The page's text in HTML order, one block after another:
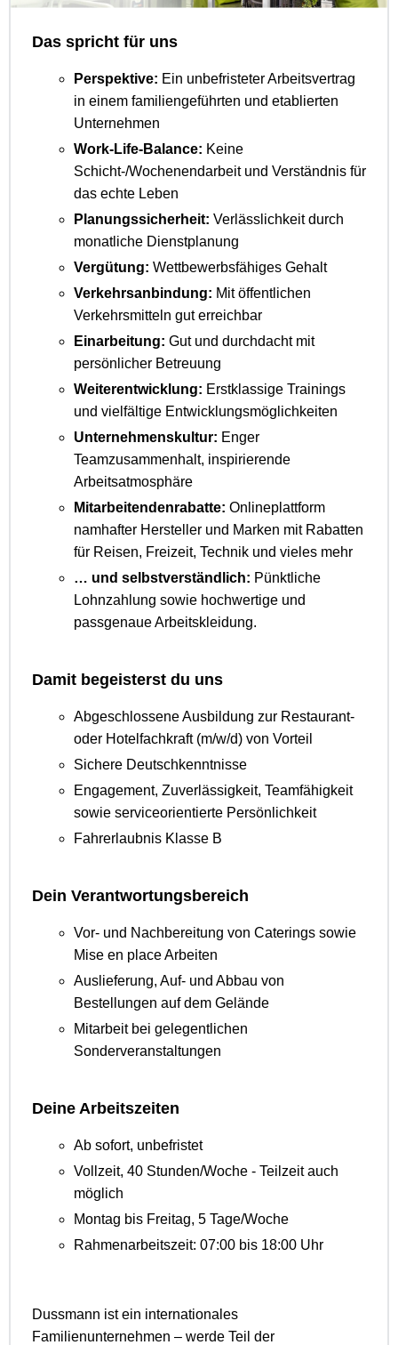
Das spricht für uns
Perspektive: Ein unbefristeter Arbeitsvertrag
in einem familiengeführten und etablierten
Unternehmen
Work-Life-Balance: Keine
Schicht-/Wochenendarbeit und Verständnis für
das echte Leben
Planungssicherheit: Verlässlichkeit durch
monatliche Dienstplanung
Vergütung: Wettbewerbsfähiges Gehalt
Verkehrsanbindung: Mit öffentlichen
Verkehrsmitteln gut erreichbar
Einarbeitung: Gut und durchdacht mit
persönlicher Betreuung
Weiterentwicklung: Erstklassige Trainings
und vielfältige Entwicklungsmöglichkeiten
Unternehmenskultur: Enger
Teamzusammenhalt, inspirierende
Arbeitsatmosphäre
Mitarbeitendenrabatte: Onlineplattform
namhafter Hersteller und Marken mit Rabatten
für Reisen, Freizeit, Technik und vieles mehr
… und selbstverständlich: Pünktliche
Lohnzahlung sowie hochwertige und
passgenaue Arbeitskleidung.
Damit begeisterst du uns
Abgeschlossene Ausbildung zur Restaurant-
oder Hotelfachkraft (m/w/d) von Vorteil
Sichere Deutschkenntnisse
Engagement, Zuverlässigkeit, Teamfähigkeit
sowie serviceorientierte Persönlichkeit
Fahrerlaubnis Klasse B
Dein Verantwortungsbereich
Vor- und Nachbereitung von Caterings sowie
Mise en place Arbeiten
Auslieferung, Auf- und Abbau von
Bestellungen auf dem Gelände
Mitarbeit bei gelegentlichen
Sonderveranstaltungen
Deine Arbeitszeiten
Ab sofort, unbefristet
Vollzeit, 40 Stunden/Woche - Teilzeit auch
möglich
Montag bis Freitag, 5 Tage/Woche
Rahmenarbeitszeit: 07:00 bis 18:00 Uhr
Dussmann ist ein internationales
Familienunternehmen – werde Teil der